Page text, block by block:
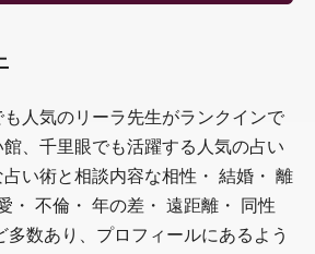
人気のリーラ先生がランクインで
、千里眼でも活躍する人気の占い
い術と相談内容な相性・ 結婚・ 離
・ 不倫・ 年の差・ 遠距離・ 同性
多数あり、プロフィールにあるよう